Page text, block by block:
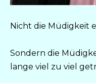
Nicht die Müdigkeit
Sondern die
lange viel zu viel